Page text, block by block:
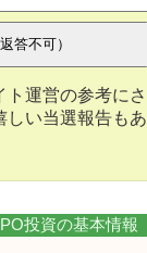
運営の参考にさ
しい当選報告も
投資の基本情報